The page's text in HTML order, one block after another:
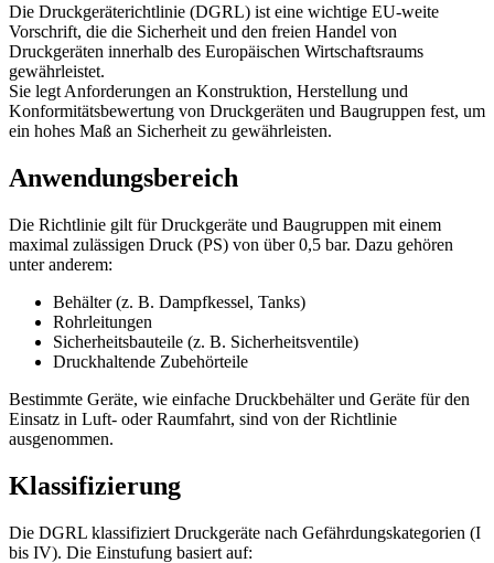
Die Druckgeräterichtlinie (DGRL) ist eine wichtige EU-weite
Vorschrift, die die Sicherheit und den freien Handel von
Druckgeräten innerhalb des Europäischen Wirtschaftsraums
gewährleistet.
Sie legt Anforderungen an Konstruktion, Herstellung und
Konformitätsbewertung von Druckgeräten und Baugruppen fest, um
ein hohes Maß an Sicherheit zu gewährleisten.
Anwendungsbereich
Die Richtlinie gilt für Druckgeräte und Baugruppen mit einem
maximal zulässigen Druck (PS) von über 0,5 bar. Dazu gehören
unter anderem:
Behälter (z. B. Dampfkessel, Tanks)
Rohrleitungen
Sicherheitsbauteile (z. B. Sicherheitsventile)
Druckhaltende Zubehörteile
Bestimmte Geräte, wie einfache Druckbehälter und Geräte für den
Einsatz in Luft- oder Raumfahrt, sind von der Richtlinie
ausgenommen.
Klassifizierung
Die DGRL klassifiziert Druckgeräte nach Gefährdungskategorien (I
bis IV). Die Einstufung basiert auf: